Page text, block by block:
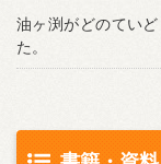
油ヶ渕がどのてい
た。